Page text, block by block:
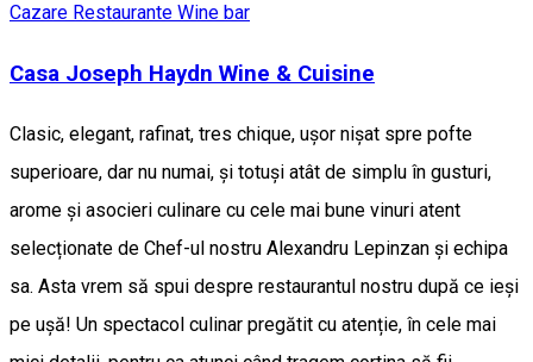
Cazare Restaurante Wine bar
Casa Joseph Haydn Wine & Cuisine
Clasic, elegant, rafinat, tres chique, ușor nișat spre pofte
superioare, dar nu numai, și totuși atât de simplu în gusturi,
arome și asocieri culinare cu cele mai bune vinuri atent
selecționate de Chef-ul nostru Alexandru Lepinzan și echipa
sa. Asta vrem să spui despre restaurantul nostru după ce ieși
pe ușă! Un spectacol culinar pregătit cu atenție, în cele mai